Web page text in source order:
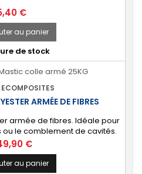
€
au panier
de stock
ECOMPOSITES
ARMÉE DE FIBRES
armée de fibres. Idéale pour
le comblement de cavités.
aux fibres de verre,
mécaniques. Convient à
carrosserie, bâtiment, etc.
€
au panier